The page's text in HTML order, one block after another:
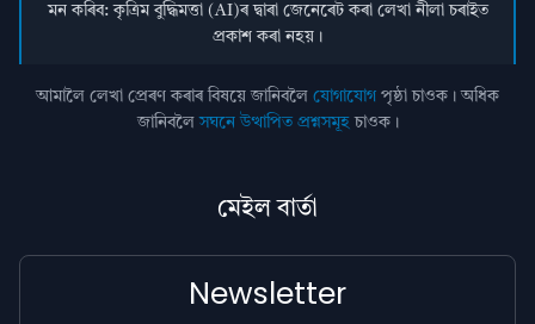
মন কৰিব: কৃত্ৰিম বুদ্ধিমত্তা (AI)ৰ দ্বাৰা জেনেৰেট কৰা লেখা নীলা চৰাইত
প্ৰকাশ কৰা নহয়।
আমালৈ লেখা প্ৰেৰণ কৰাৰ বিষয়ে জানিবলৈ যোগাযোগ পৃষ্ঠা চাওক। অধিক
জানিবলৈসঘনে উত্থাপিত প্ৰশ্নসমূহচাওক।
মেইল বাৰ্তা
Newsletter